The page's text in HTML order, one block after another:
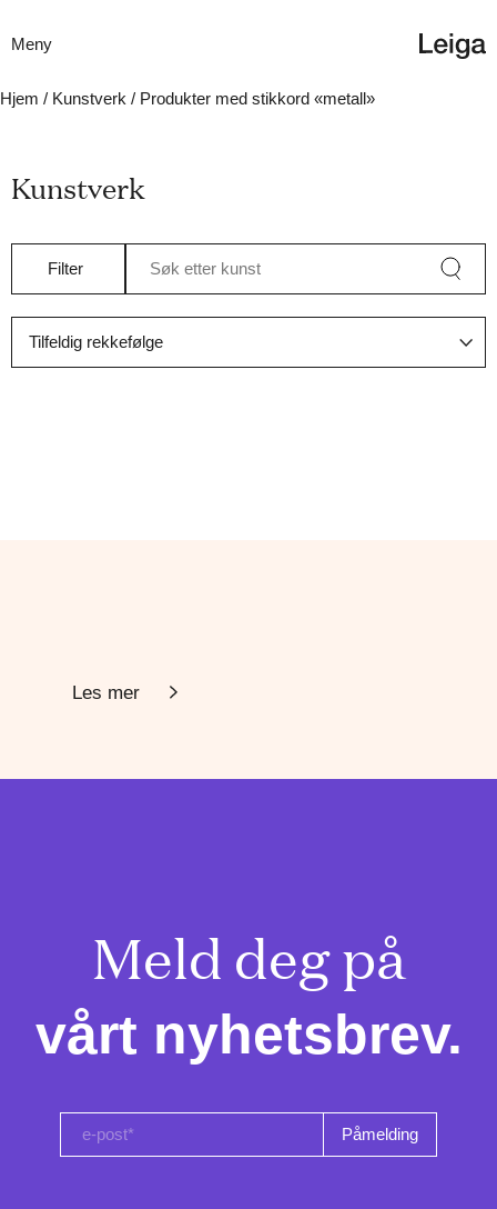
Meny
Hjem / Kunstverk / Produkter med stikkord «metall»
Kunstverk
Filter Søk etter kunst
Les mer
Meld deg på
vårt nyhetsbrev.
e-post*